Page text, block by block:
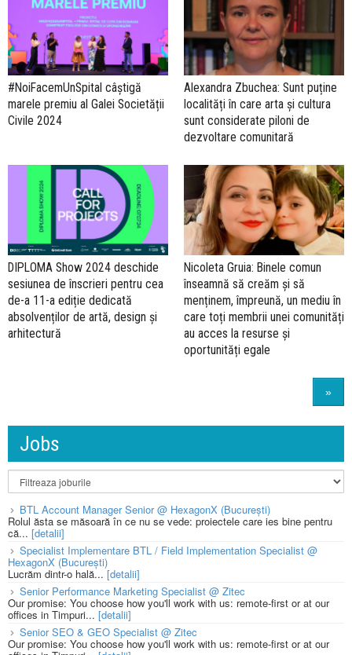
#NoiFacemUnSpital câștigă
marele premiu al Galei Societății
Civile 2024
Alexandra Zbuchea: Sunt puține
localități în care arta și cultura
sunt considerate piloni de
dezvoltare comunitară
DIPLOMA Show 2024 deschide
sesiunea de înscrieri pentru cea
de-a 11-a ediție dedicată
absolvenților de artă, design și
arhitectură
Nicoleta Gruia: Binele comun
înseamnă să creăm și să
menținem, împreună, un mediu în
care toți membrii unei comunități
au acces la resurse și
oportunități egale
»
Jobs
BTL Account Manager Senior @ HexagonX (București)
Rolul ăsta se măsoară în ce nu se vede: proiectele care ies bine pentru
că... [detalii]
Specialist Implementare BTL / Field Implementation Specialist @
HexagonX (București)
Lucrăm dintr-o hală...[detalii]
Senior Performance Marketing Specialist @ Zitec
Our promise: You choose how you'll work with us: remote-first or at our
offices in Timpuri... [detalii]
Senior SEO & GEO Specialist @ Zitec
Our promise: You choose how you'll work with us: remote-first or at our